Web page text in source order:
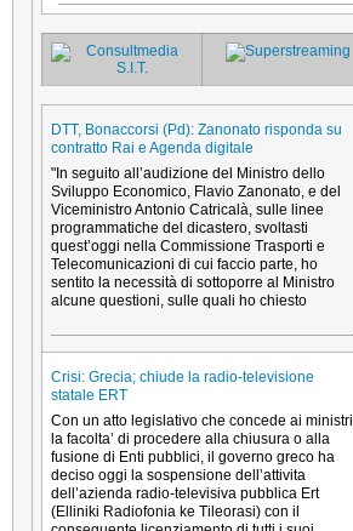
DTT, Bonaccorsi (Pd): Zanonato risponda su
contratto Rai e Agenda digitale
"In seguito all’audizione del Ministro dello
Sviluppo Economico, Flavio Zanonato, e del
Viceministro Antonio Catricalà, sulle linee
programmatiche del dicastero, svoltasti
quest’oggi nella Commissione Trasporti e
Telecomunicazioni di cui faccio parte, ho
sentito la necessità di sottoporre al Ministro
alcune questioni, sulle quali ho chiesto
Crisi: Grecia; chiude la radio-televisione
statale ERT
Con un atto legislativo che concede ai ministri
la facolta’ di procedere alla chiusura o alla
fusione di Enti pubblici, il governo greco ha
deciso oggi la sospensione dell’attivita
dell’azienda radio-televisiva pubblica Ert
(Elliniki Radiofonia ke Tileorasi) con il